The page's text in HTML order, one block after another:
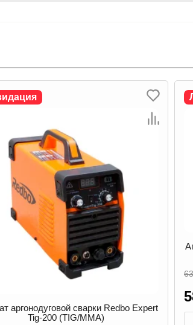
аргонодуговой сварки Redbo Expert
Tig-200 (TIG/MMA)